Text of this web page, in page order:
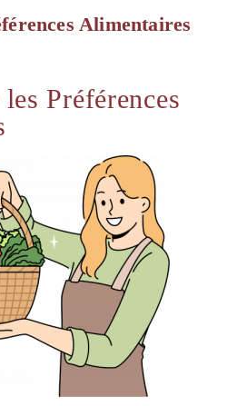
Alimentaires
Préférences